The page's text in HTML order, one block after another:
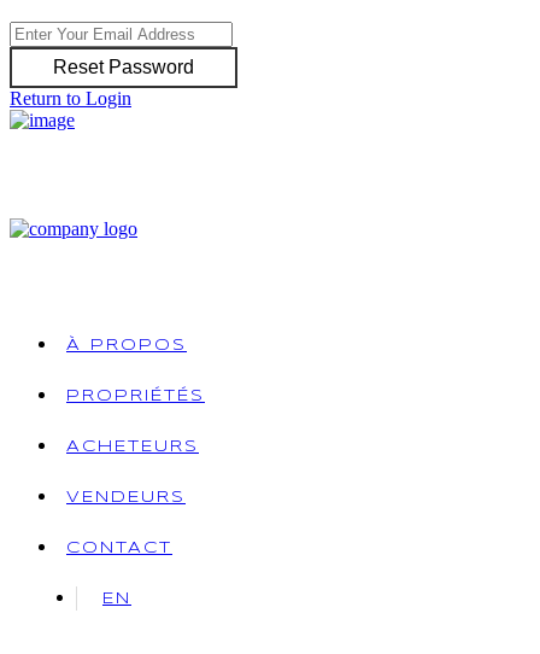
Reset Password
Return to Login
À PROPOS
PROPRIÉTÉS
ACHETEURS
VENDEURS
CONTACT
EN